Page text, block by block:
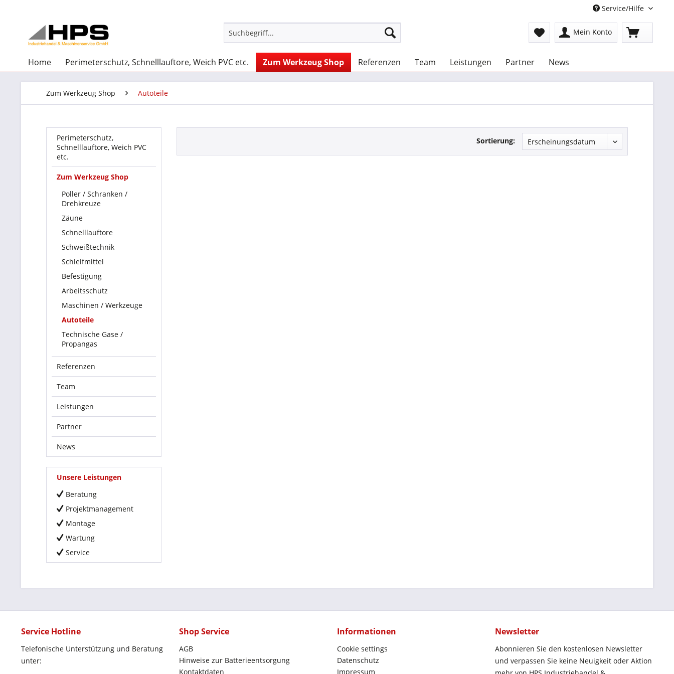
Service/Hilfe
Mein Konto
Home Perimeterschutz, Schnelllauftore, Weich PVC etc. Zum Werkzeug Shop Referenzen Team Leistungen Partner News
Zum Werkzeug Shop Autoteile
Perimeterschutz,
Schnelllauftore, Weich PVC
etc.
Zum Werkzeug Shop
Poller / Schranken /
Drehkreuze
Zäune
Schnelllauftore
Schweißtechnik
Schleifmittel
Befestigung
Arbeitsschutz
Maschinen / Werkzeuge
Autoteile
Technische Gase /
Propangas
Referenzen
Team
Leistungen
Partner
News
Unsere Leistungen
Beratung
Projektmanagement
Montage
Wartung
Service
Sortierung:
Service Hotline
Telefonische Unterstützung und Beratung
unter:
Shop Service
AGB
Hinweise zur Batterieentsorgung
Kontaktdaten
Informationen
Cookie settings
Datenschutz
Impressum
Newsletter
Abonnieren Sie den kostenlosen Newsletter
und verpassen Sie keine Neuigkeit oder Aktion